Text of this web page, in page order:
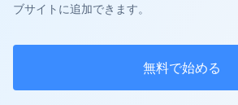
ブサイトに追加できます。
無料で始める